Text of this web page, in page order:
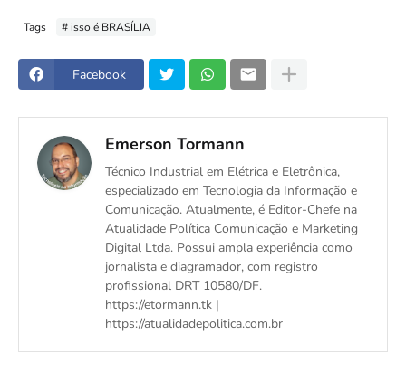
Tags # isso é BRASÍLIA
Facebook
Emerson Tormann
Técnico Industrial em Elétrica e Eletrônica,
especializado em Tecnologia da Informação e
Comunicação. Atualmente, é Editor-Chefe na
Atualidade Política Comunicação e Marketing
Digital Ltda. Possui ampla experiência como
jornalista e diagramador, com registro
profissional DRT 10580/DF.
https://etormann.tk |
https://atualidadepolitica.com.br